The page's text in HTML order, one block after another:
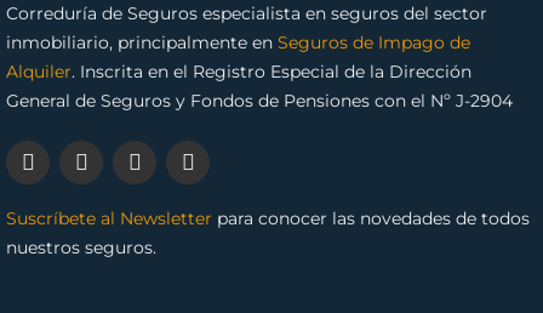
Correduría de Seguros especialista en seguros del sector
inmobiliario, principalmente en Seguros de Impago de
Alquiler. Inscrita en el Registro Especial de la Dirección
General de Seguros y Fondos de Pensiones con el Nº J-2904
Suscríbete al Newsletter para conocer las novedades de todos
nuestros seguros.